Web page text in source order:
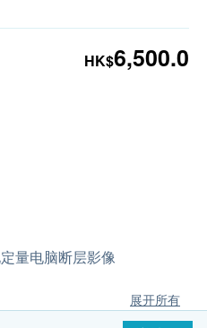
HK$6,500.0
量电脑断层影像
展开所有